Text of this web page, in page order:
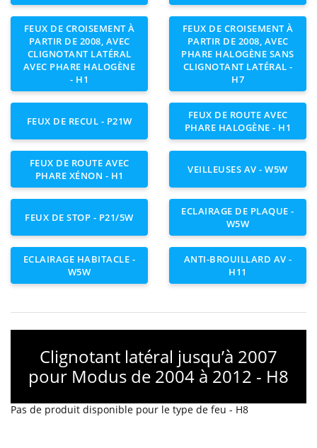
FEUX DE CROISEMENT À
PARTIR DE 2008, AVEC
CLIGNOTANT LATÉRAL
AVEC PHARE HALOGÈNE
- H1
FEUX DE CROISEMENT À
PARTIR DE 2008, AVEC
PHARE HALOGÈNE SANS
CLIGNOTANT LATÉRAL -
H7
FEUX DE RECUL - P21W
FEUX DE ROUTE AVEC
PHARE HALOGÈNE - H1
FEUX DE ROUTE AVEC
PHARE XÉNON - H1
VEILLEUSES AV - W5W
FEUX DE STOP - P21/5W
ECLAIRAGE DE PLAQUE -
W5W
ECLAIRAGE HABITACLE -
W5W
ANTI-BROUILLARD AV -
H11
Clignotant latéral jusqu’à 2007
pour Modus de 2004 à 2012 - H8
Pas de produit disponible pour le type de feu - H8